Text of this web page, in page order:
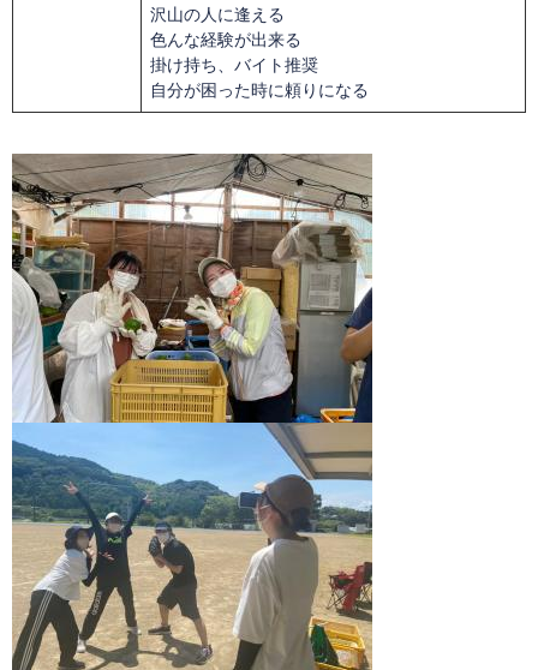
沢山の人に逢える
色んな経験が出来る
掛け持ち、バイト推奨
自分が困った時に頼りになる